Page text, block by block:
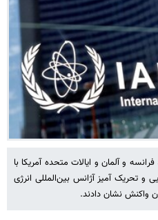
و آلمان و ایالات متحده آمریکا با
و تحریک آمیز آژانس بین‌المللی انرژی
واکنش نشان دادند.